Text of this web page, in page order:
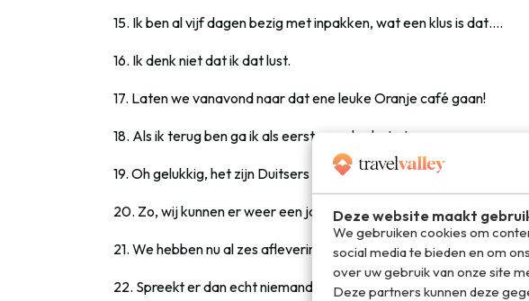
Deze website maakt
We gebruiken cookies om
social media te bieden en om
over uw gebruik van onze site
Deze partners kunnen deze
15. Ik ben al vijf dagen bezig met inpakken, wat een klus is dat….
16. Ik denk niet dat ik dat lust.
17. Laten we vanavond naar dat ene leuke Oranje café gaan!
18. Als ik terug ben ga ik als eerste een kroket eten.
19. Oh gelukkig, het zijn Duitsers naast ons. Hoeven we niet met ze
20. Zo, wij kunnen er weer een jaar tegenaan.
21. We hebben nu al zes afleveringen GTST gemist.
22. Spreekt er dan echt niemand Engels hier?